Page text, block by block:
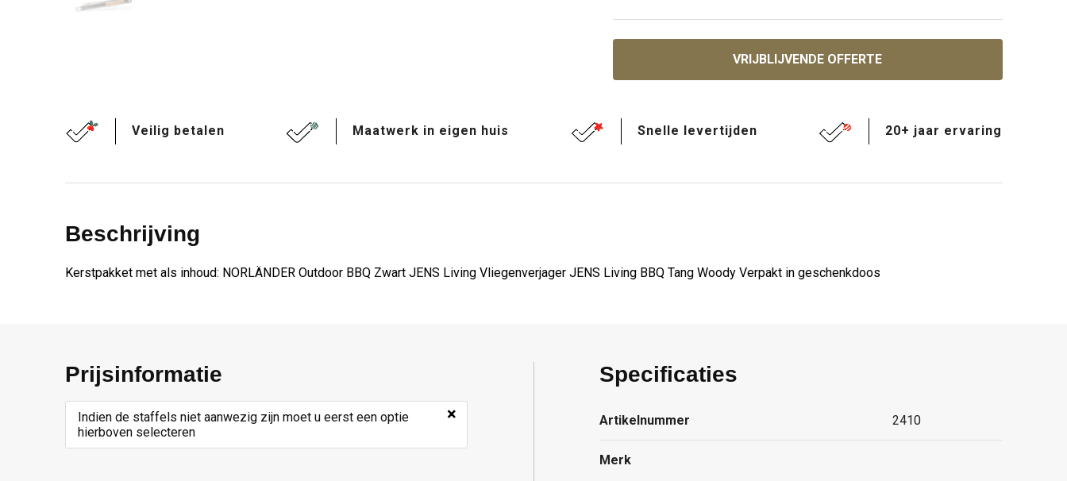
VRIJBLIJVENDE OFFERTE
Veilig betalen Maatwerk in eigen huis Snelle levertijden 20+ jaar ervaring
Beschrijving
Kerstpakket met als inhoud: NORLÄNDER Outdoor BBQ Zwart JENS Living Vliegenverjager JENS Living BBQ Tang Woody Verpakt in geschenkdoos
Prijsinformatie
Indien de staffels niet aanwezig zijn moet u eerst een optie
hierboven selecteren
×
Specificaties
Artikelnummer 2410
Merk